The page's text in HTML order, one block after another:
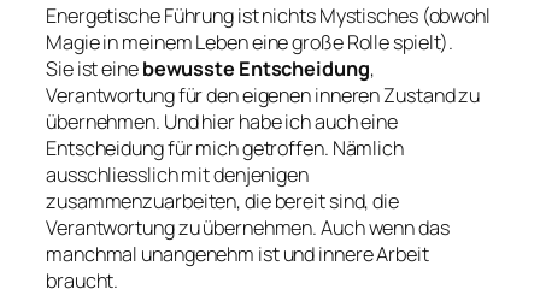
Energetische Führung ist nichts Mystisches (obwohl
Magie in meinem Leben eine große Rolle spielt).
Sie ist einebewusste Entscheidung,
Verantwortung für den eigenen inneren Zustand zu
übernehmen. Und hier habe ich auch eine
Entscheidung für mich getroffen. Nämlich
ausschliesslich mit denjenigen
zusammenzuarbeiten, die bereit sind, die
Verantwortung zu übernehmen. Auch wenn das
manchmal unangenehm ist und innere Arbeit
braucht.